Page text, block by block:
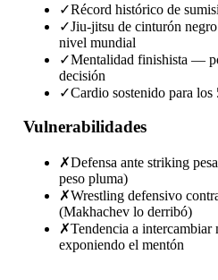
✓Récord histórico de
✓Jiu-jitsu de cinturón
nivel mundial
✓Mentalidad finishista —
decisión
✓Cardio sostenido para
Vulnerabilidades
✗Defensa ante striking
peso pluma)
✗Wrestling defensivo
(Makhachev lo derribó)
✗Tendencia a intercambiar
exponiendo el mentón